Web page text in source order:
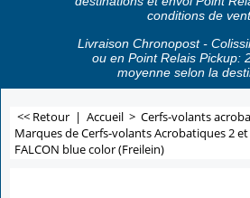
conditions de
Livraison Chronopost -
ou en Point Relais Pickup:
moyenne selon la
<< Retour | Accueil > Cerfs-volants
Marques de Cerfs-volants Acrobatiques 2 et
FALCON blue color (Freilein)